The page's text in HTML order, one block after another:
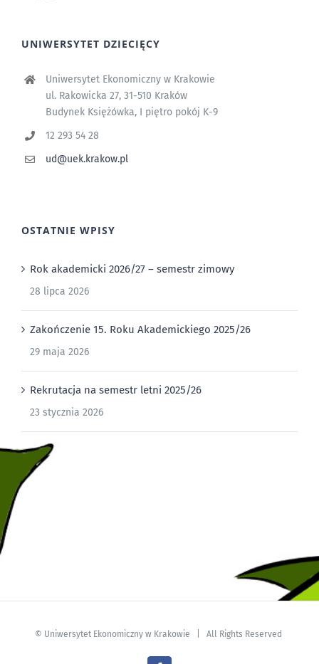
UNIWERSYTET DZIECIĘCY
Uniwersytet Ekonomiczny w Krakowie
ul. Rakowicka 27, 31-510 Kraków
Budynek Księżówka, I piętro pokój K-9
12 293 54 28
ud@uek.krakow.pl
OSTATNIE WPISY
Rok akademicki 2026/27 – semestr zimowy
28 lipca 2026
Zakończenie 15. Roku Akademickiego 2025/26
29 maja 2026
Rekrutacja na semestr letni 2025/26
23 stycznia 2026
© Uniwersytet Ekonomiczny w Krakowie | All Rights Reserved